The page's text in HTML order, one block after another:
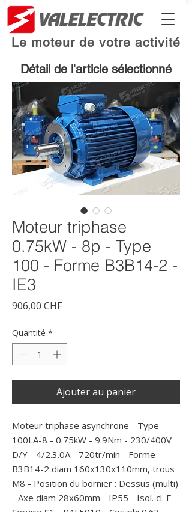
Le moteur de votre activité
Détail de l'article sélectionné
Moteur triphase
0.75kW - 8p - Type
100 - Forme B3B14-2 -
IE3
906,00 CHFPrix
Quantité *
Ajouter au panier
Moteur triphase asynchrone - Type
100LA-8 - 0.75kW - 9.9Nm - 230/400V
D/Y - 4/2.3.0A - 720tr/min - Forme
B3B14-2 diam 160x130x110mm, trous
M8 - Position du bornier : Dessus (multi)
- Axe diam 28x60mm - IP55 - Isol. cl. F -